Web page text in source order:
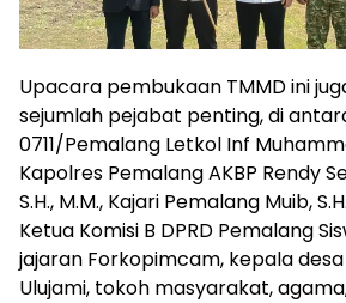
Upacara pembukaan TMMD ini
sejumlah pejabat penting, di
0711/Pemalang Letkol Inf
Kapolres Pemalang AKBP Rendy
S.H., M.M., Kajari Pemalang Muib,
Ketua Komisi B DPRD Pemalang
jajaran Forkopimcam, kepala
Ulujami, tokoh masyarakat,